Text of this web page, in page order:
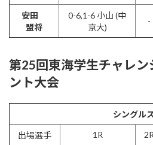
安田
盟将
0-6,1-6 小山 (中
京大)
-
第25回東海学生チャレン
ント大会
シングル
出場選手 1R 2R